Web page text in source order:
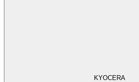
KYOCERA